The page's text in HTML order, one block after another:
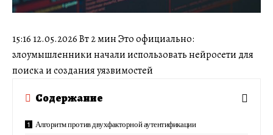
15:16 12.05.2026 Вт 2 мин Это официально:
злоумышленники начали использовать нейросети для
поиска и создания уязвимостей
Содержание
Алгоритм против двухфакторной аутентификации